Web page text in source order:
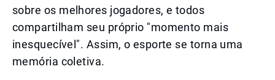
sobre os melhores jogadores, e todos
compartilham seu próprio "momento mais
inesquecível". Assim, o esporte se torna uma
memória coletiva.